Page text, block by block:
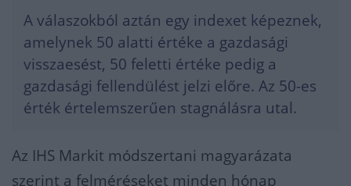
A válaszokból aztán egy indexet képeznek,
amelynek 50 alatti értéke a gazdasági
visszaesést, 50 feletti értéke pedig a
gazdasági fellendülést jelzi előre. Az 50-es
érték értelemszerűen stagnálásra utal.
Az IHS Markit módszertani magyarázata
szerint a felméréseket minden hónap